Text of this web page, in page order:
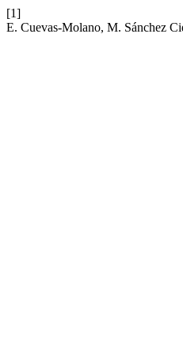
[1]
E. Cuevas-Molano, M. Sánchez